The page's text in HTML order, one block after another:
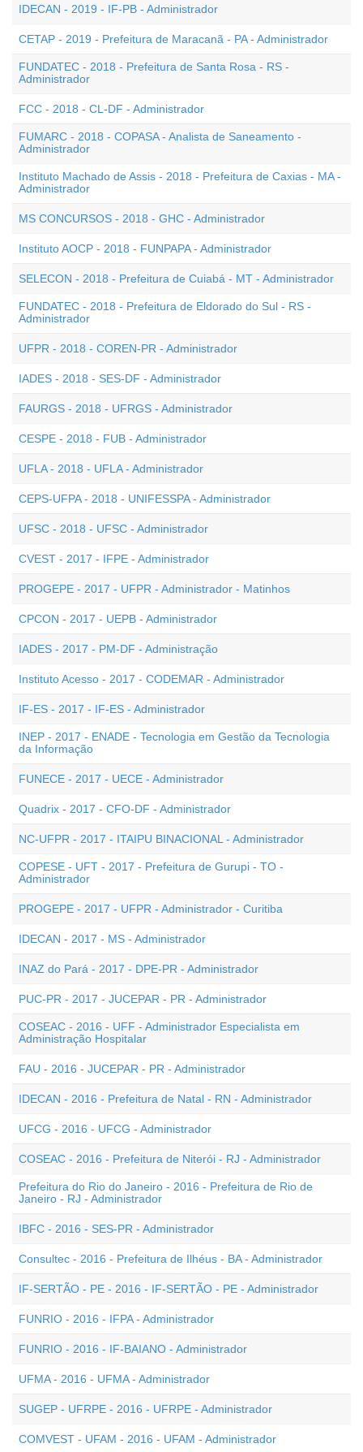
IDECAN - 2019 - IF-PB - Administrador
CETAP - 2019 - Prefeitura de Maracanã - PA - Administrador
FUNDATEC - 2018 - Prefeitura de Santa Rosa - RS -
Administrador
FCC - 2018 - CL-DF - Administrador
FUMARC - 2018 - COPASA - Analista de Saneamento -
Administrador
Instituto Machado de Assis - 2018 - Prefeitura de Caxias - MA -
Administrador
MS CONCURSOS - 2018 - GHC - Administrador
Instituto AOCP - 2018 - FUNPAPA - Administrador
SELECON - 2018 - Prefeitura de Cuiabá - MT - Administrador
FUNDATEC - 2018 - Prefeitura de Eldorado do Sul - RS -
Administrador
UFPR - 2018 - COREN-PR - Administrador
IADES - 2018 - SES-DF - Administrador
FAURGS - 2018 - UFRGS - Administrador
CESPE - 2018 - FUB - Administrador
UFLA - 2018 - UFLA - Administrador
CEPS-UFPA - 2018 - UNIFESSPA - Administrador
UFSC - 2018 - UFSC - Administrador
CVEST - 2017 - IFPE - Administrador
PROGEPE - 2017 - UFPR - Administrador - Matinhos
CPCON - 2017 - UEPB - Administrador
IADES - 2017 - PM-DF - Administração
Instituto Acesso - 2017 - CODEMAR - Administrador
IF-ES - 2017 - IF-ES - Administrador
INEP - 2017 - ENADE - Tecnologia em Gestão da Tecnologia
da Informação
FUNECE - 2017 - UECE - Administrador
Quadrix - 2017 - CFO-DF - Administrador
NC-UFPR - 2017 - ITAIPU BINACIONAL - Administrador
COPESE - UFT - 2017 - Prefeitura de Gurupi - TO -
Administrador
PROGEPE - 2017 - UFPR - Administrador - Curitiba
IDECAN - 2017 - MS - Administrador
INAZ do Pará - 2017 - DPE-PR - Administrador
PUC-PR - 2017 - JUCEPAR - PR - Administrador
COSEAC - 2016 - UFF - Administrador Especialista em
Administração Hospitalar
FAU - 2016 - JUCEPAR - PR - Administrador
IDECAN - 2016 - Prefeitura de Natal - RN - Administrador
UFCG - 2016 - UFCG - Administrador
COSEAC - 2016 - Prefeitura de Niterói - RJ - Administrador
Prefeitura do Rio do Janeiro - 2016 - Prefeitura de Rio de
Janeiro - RJ - Administrador
IBFC - 2016 - SES-PR - Administrador
Consultec - 2016 - Prefeitura de Ilhéus - BA - Administrador
IF-SERTÃO - PE - 2016 - IF-SERTÃO - PE - Administrador
FUNRIO - 2016 - IFPA - Administrador
FUNRIO - 2016 - IF-BAIANO - Administrador
UFMA - 2016 - UFMA - Administrador
SUGEP - UFRPE - 2016 - UFRPE - Administrador
COMVEST - UFAM - 2016 - UFAM - Administrador